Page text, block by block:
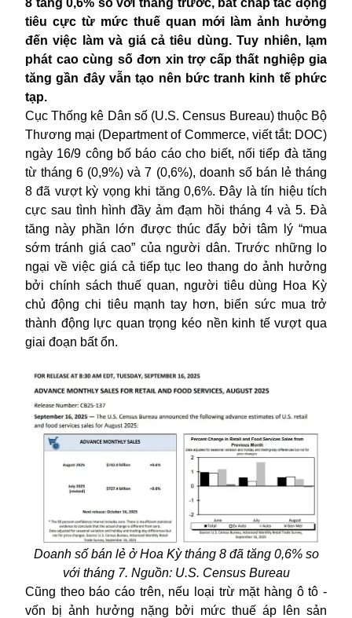
tiêu cực từ mức thuế quan mới làm ảnh hưởng
đến việc làm và giá cả tiêu dùng. Tuy nhiên, lạm
phát cao cùng số đơn xin trợ cấp thất nghiệp gia
tăng gần đây vẫn tạo nên bức tranh kinh tế phức
tạp.
Cục Thống kê Dân số (U.S. Census Bureau) thuộc Bộ
Thương mại (Department of Commerce, viết tắt: DOC)
ngày 16/9 công bố báo cáo cho biết, nối tiếp đà tăng
từ tháng 6 (0,9%) và 7 (0,6%), doanh số bán lẻ tháng
8 đã vượt kỳ vọng khi tăng 0,6%. Đây là tín hiệu tích
cực sau tình hình đầy ảm đạm hồi tháng 4 và 5. Đà
tăng này phần lớn được thúc đẩy bởi tâm lý “mua
sớm tránh giá cao” của người dân. Trước những lo
ngại về việc giá cả tiếp tục leo thang do ảnh hưởng
bởi chính sách thuế quan, người tiêu dùng Hoa Kỳ
chủ động chi tiêu mạnh tay hơn, biến sức mua trở
thành động lực quan trọng kéo nền kinh tế vượt qua
giai đoạn bất ổn.
Doanh số bán lẻ ở Hoa Kỳ tháng 8 đã tăng 0,6% so
với tháng 7. Nguồn: U.S. Census Bureau
Cũng theo báo cáo trên, nếu loại trừ mặt hàng ô tô -
vốn bị ảnh hưởng nặng bởi mức thuế áp lên sản